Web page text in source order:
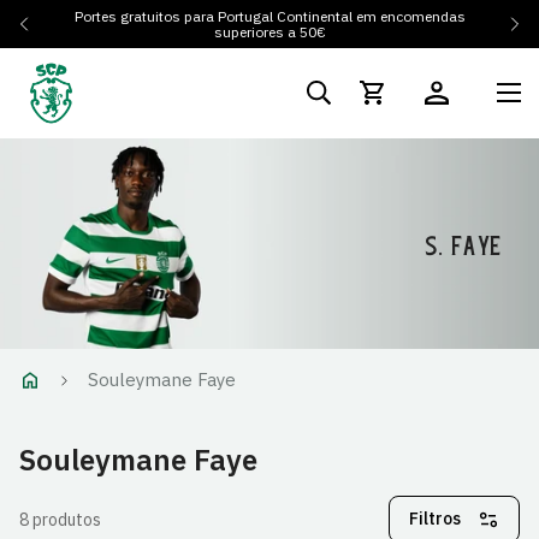
Portes gratuitos para Portugal Continental em encomendas
superiores a 50€
S. FAYE
Souleymane Faye
Souleymane Faye
8 produtos Filtros